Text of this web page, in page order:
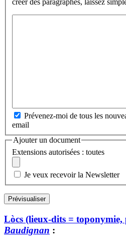
créer des paragraphes, laissez
Prévenez-moi de tous les
email
Ajouter un document
Extensions autorisées : toutes
Je veux recevoir la Newsletter
Lòcs (lieux-dits = toponymie,
Baudignan :